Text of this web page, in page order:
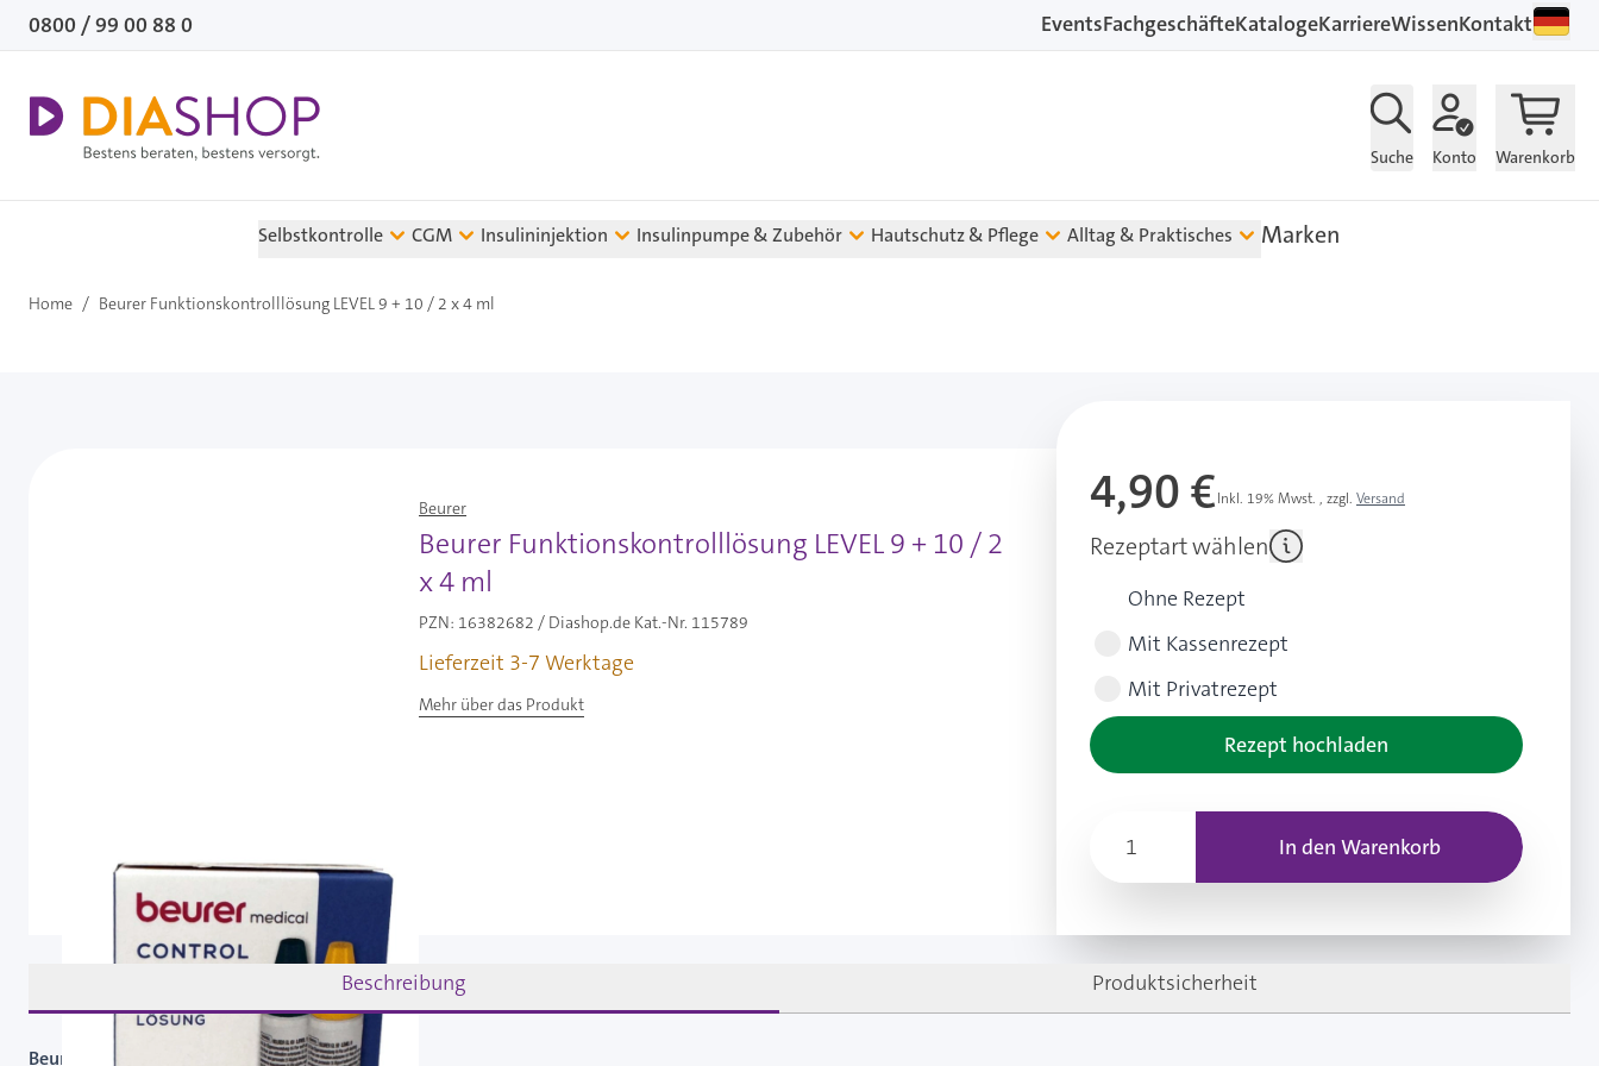
Direkt zum Inhalt
0800 / 99 00 88 0 EventsFachgeschäfteKatalogeKarriereWissenKontakt
Suche Konto Warenkorb
Selbstkontrolle CGM Insulininjektion Insulinpumpe & Zubehör Hautschutz & Pflege Alltag & Praktisches Marken
Home / Beurer Funktionskontrolllösung LEVEL 9 + 10 / 2 x 4 ml
Beurer
Beurer Funktionskontrolllösung LEVEL 9 + 10 / 2
x 4 ml
PZN: 16382682 / Diashop.de Kat.-Nr. 115789
Lieferzeit 3-7 Werktage
Mehr über das Produkt
4,90 €Inkl. 19% Mwst. , zzgl. Versand
Rezeptart wählen
Ohne Rezept
Mit Kassenrezept
Mit Privatrezept
Rezept hochladen
In den Warenkorb
Beschreibung Produktsicherheit
Beurer Funktionskontrolllösung LEVEL 9 + 10